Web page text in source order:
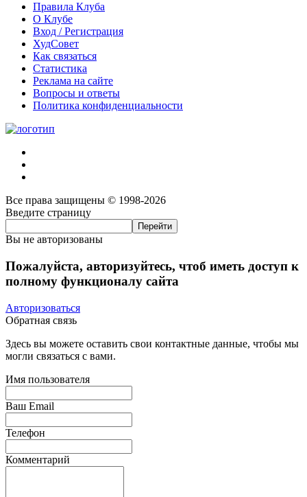
Правила Клуба
О Клубе
Вход / Регистрация
ХудСовет
Как связаться
Статистика
Реклама на сайте
Вопросы и ответы
Политика конфиденциальности
Все права защищены © 1998-2026
Введите страницу
Вы не авторизованы
Пожалуйста, авторизуйтесь, чтоб иметь доступ к
полному функционалу сайта
Авторизоваться
Обратная связь
Здесь вы можете оставить свои контактные данные, чтобы мы
могли связаться с вами.
Имя пользователя
Ваш Email
Телефон
Комментарий